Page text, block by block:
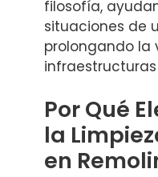
filosofía,
situaciones de
prolongando la
Por Qué
la
en